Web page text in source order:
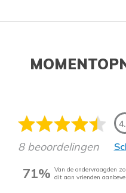
8 beoordelingen
71% Van de ondervraagden
dit aan vrienden